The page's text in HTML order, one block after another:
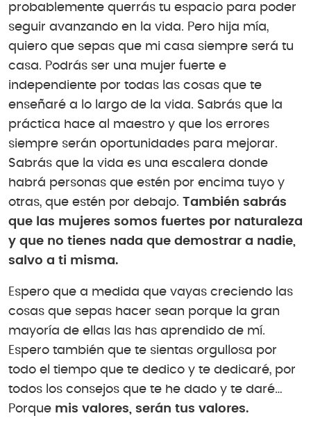
probablemente querrás tu espacio para poder
seguir avanzando en la vida. Pero hija mía,
quiero que sepas que mi casa siempre será tu
casa. Podrás ser una mujer fuerte e
independiente por todas las cosas que te
enseñaré a lo largo de la vida. Sabrás que la
práctica hace al maestro y que los errores
siempre serán oportunidades para mejorar.
Sabrás que la vida es una escalera donde
habrá personas que estén por encima tuyo y
otras, que estén por debajo. También sabrás
que las mujeres somos fuertes por naturaleza
y que no tienes nada que demostrar a nadie,
salvo a ti misma.
Espero que a medida que vayas creciendo las
cosas que sepas hacer sean porque la gran
mayoría de ellas las has aprendido de mí.
Espero también que te sientas orgullosa por
todo el tiempo que te dedico y te dedicaré, por
todos los consejos que te he dado y te daré…
Porque mis valores, serán tus valores.